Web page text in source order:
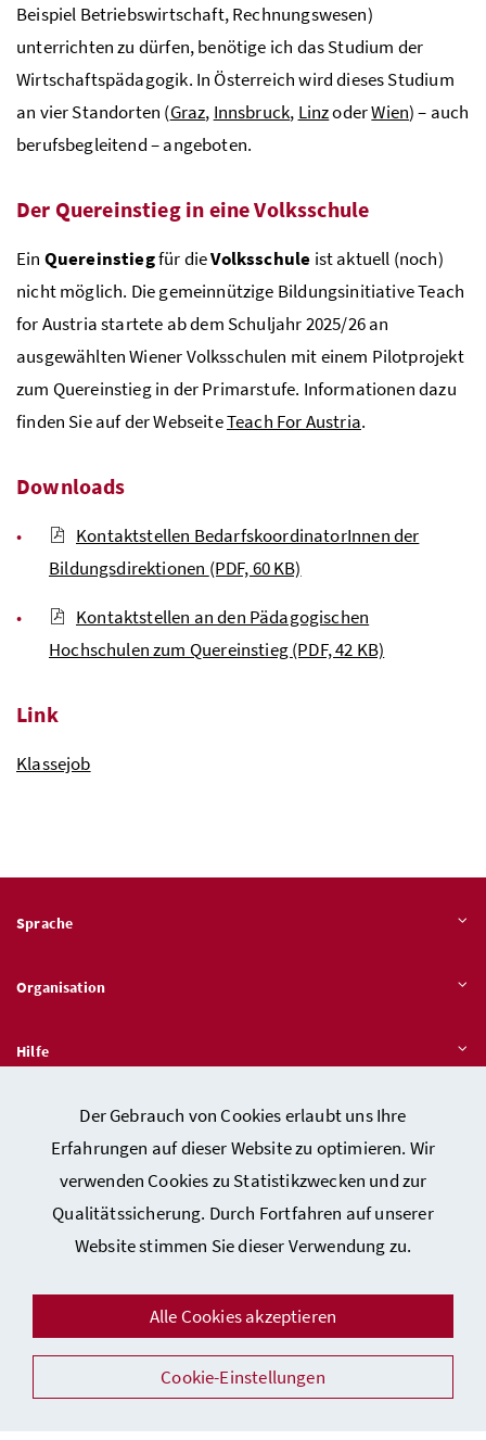
Der Gebrauch von Cookies erlaubt uns Ihre
Erfahrungen auf dieser Website zu optimieren. Wir
verwenden Cookies zu Statistikzwecken und zur
Qualitätssicherung. Durch Fortfahren auf unserer
Website stimmen Sie dieser Verwendung zu.
Alle Cookies akzeptieren
Cookie-Einstellungen
Beispiel Betriebswirtschaft, Rechnungswesen)
unterrichten zu dürfen, benötige ich das Studium der
Wirtschaftspädagogik. In Österreich wird dieses Studium
an vier Standorten (Graz, Innsbruck, LinzoderWien) – auch
berufsbegleitend – angeboten.
Der Quereinstieg in eine Volksschule
Ein Quereinstiegfür dieVolksschule ist aktuell (noch)
nicht möglich. Die gemeinnützige Bildungsinitiative Teach
for Austria startete ab dem Schuljahr 2025/26 an
ausgewählten Wiener Volksschulen mit einem Pilotprojekt
zum Quereinstieg in der Primarstufe. Informationen dazu
finden Sie auf der WebseiteTeach For Austria.
Downloads
Kontaktstellen BedarfskoordinatorInnen der
Bildungsdirektionen (PDF, 60 KB)
Kontaktstellen an den Pädagogischen
Hochschulen zum Quereinstieg(PDF, 42 KB)
Link
Klassejob
Sprache
Organisation
Hilfe
Quicklinks
Datenschutz
Sicherheit